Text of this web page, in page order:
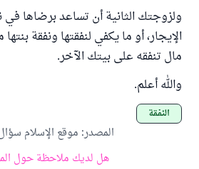
ولزوجتك الثانية أن تساعد برضاها في
الإيجار، أو ما يكفي لنفقتها ونفقة
مال تنفقه على بيتك الآخر.
والله أعلم.
النفقة
المصدر: موقع الإسلام
هل لديك ملاحظة حول